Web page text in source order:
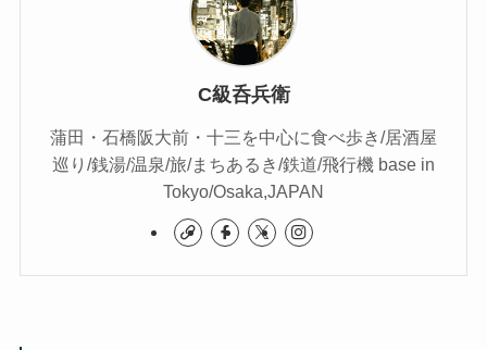
C級呑兵衛
蒲田・石橋阪大前・十三を中心に食べ歩き/居酒屋
巡り/銭湯/温泉/旅/まちあるき/鉄道/飛行機 base in
Tokyo/Osaka,JAPAN